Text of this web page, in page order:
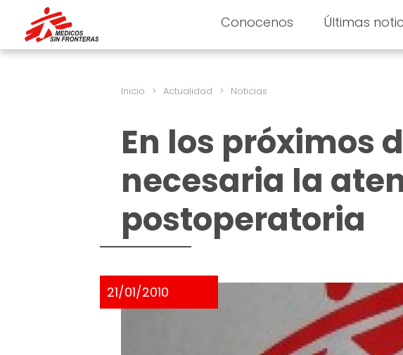
Conocenos Últimas
Inicio > Actualidad > Noticias
En los
necesaria la
postoperatoria
21/01/2010